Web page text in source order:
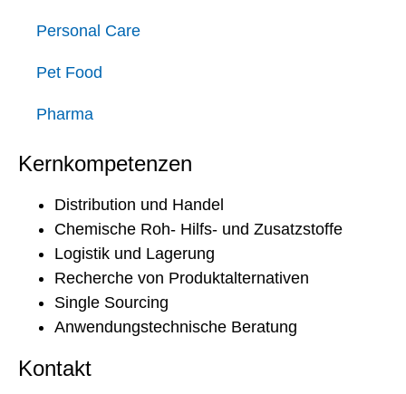
Personal Care
Pet Food
Pharma
Kernkompetenzen
Distribution und Handel
Chemische Roh- Hilfs- und Zusatzstoffe
Logistik und Lagerung
Recherche von Produktalternativen
Single Sourcing
Anwendungstechnische Beratung
Kontakt